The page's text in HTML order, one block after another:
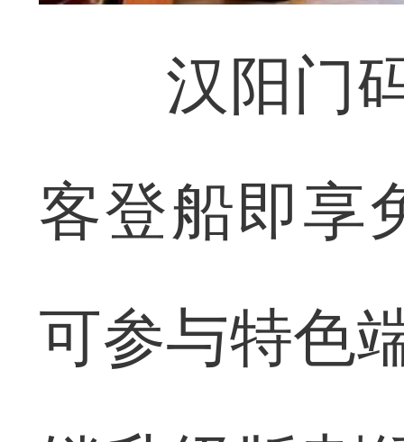
汉阳门码
客登船即享
可参与特色